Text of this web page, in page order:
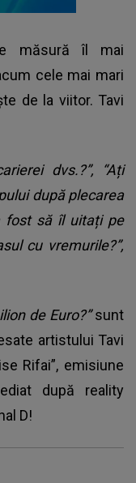
măsură îl mai
cele mai mari
de la viitor. Tavi
dvs.?”, “Ați
după plecarea
fost să îl uitați pe
cu vremurile?”,
de Euro?”sunt
artistului Tavi
Rifai”, emisiune
după reality
D!